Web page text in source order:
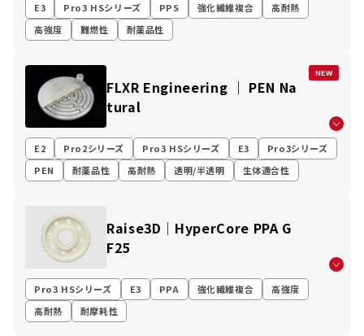
E3 Pro3 HSシリーズ PPS 強化繊維複合
高耐熱
高強度
難燃性 耐薬品性
NEW
FLXR Engineering ｜ PEN Na
tural
E2 Pro2シリーズ Pro3 HSシリーズ E3
Pro3シリーズ
PEN
耐薬品性 高耐熱 透明/半透明 生体適合性
Raise3D│HyperCore PPA G
F25
Pro3 HSシリーズ E3 PPA 強化繊維複合
高強度
高耐熱
耐摩耗性